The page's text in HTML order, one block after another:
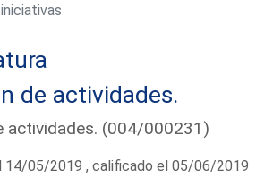
de actividades.
actividades. (004/000231)
14/05/2019 , calificado el 05/06/2019